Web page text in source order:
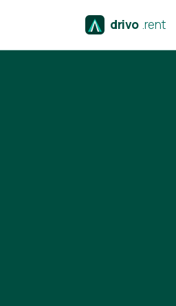
drivo .rent